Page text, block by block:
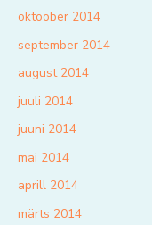
oktoober 2014
september 2014
august 2014
juuli 2014
juuni 2014
mai 2014
aprill 2014
märts 2014